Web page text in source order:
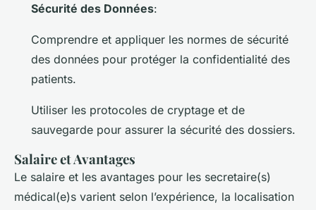
Sécurité des Données:
Comprendre et appliquer les normes de sécurité
des données pour protéger la confidentialité des
patients.
Utiliser les protocoles de cryptage et de
sauvegarde pour assurer la sécurité des dossiers.
Salaire et Avantages
Le salaire et les avantages pour les secretaire(s)
médical(e)s varient selon l’expérience, la localisation